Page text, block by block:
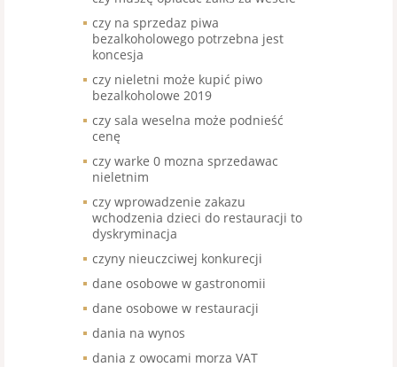
czy na sprzedaz piwa
bezalkoholowego potrzebna jest
koncesja
czy nieletni może kupić piwo
bezalkoholowe 2019
czy sala weselna może podnieść
cenę
czy warke 0 mozna sprzedawac
nieletnim
czy wprowadzenie zakazu
wchodzenia dzieci do restauracji to
dyskryminacja
czyny nieuczciwej konkurecji
dane osobowe w gastronomii
dane osobowe w restauracji
dania na wynos
dania z owocami morza VAT